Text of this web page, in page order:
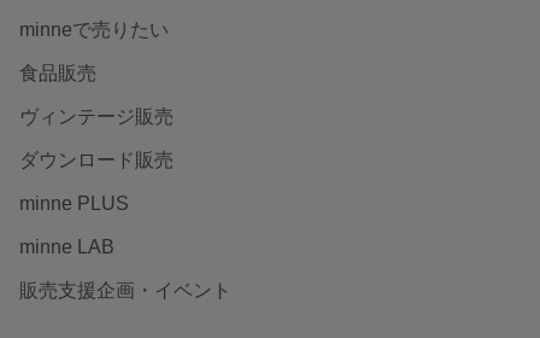
minneで売りたい
食品販売
ヴィンテージ販売
ダウンロード販売
minne PLUS
minne LAB
販売支援企画・イベント